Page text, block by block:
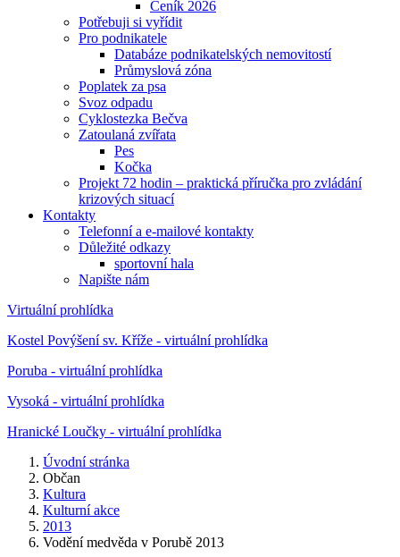
Ceník 2026
Potřebuji si vyřídit
Pro podnikatele
Databáze podnikatelských nemovitostí
Průmyslová zóna
Poplatek za psa
Svoz odpadu
Cyklostezka Bečva
Zatoulaná zvířata
Pes
Kočka
Projekt 72 hodin – praktická příručka pro zvládání
krizových situací
Kontakty
Telefonní a e-mailové kontakty
Důležité odkazy
sportovní hala
Napište nám
Virtuální prohlídka
Kostel Povýšení sv. Kříže - virtuální prohlídka
Poruba - virtuální prohlídka
Vysoká - virtuální prohlídka
Hranické Loučky - virtuální prohlídka
Úvodní stránka
Občan
Kultura
Kulturní akce
2013
Vodění medvěda v Porubě 2013